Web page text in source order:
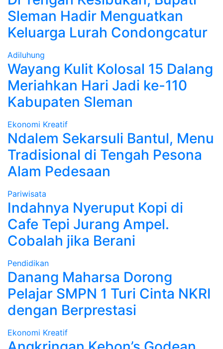
Sleman Hadir Menguatkan
Keluarga Lurah Condongcatur
Adiluhung
Wayang Kulit Kolosal 15 Dalang
Meriahkan Hari Jadi ke-110
Kabupaten Sleman
Ekonomi Kreatif
Ndalem Sekarsuli Bantul, Menu
Tradisional di Tengah Pesona
Alam Pedesaan
Pariwisata
Indahnya Nyeruput Kopi di
Cafe Tepi Jurang Ampel.
Cobalah jika Berani
Pendidikan
Danang Maharsa Dorong
Pelajar SMPN 1 Turi Cinta NKRI
dengan Berprestasi
Ekonomi Kreatif